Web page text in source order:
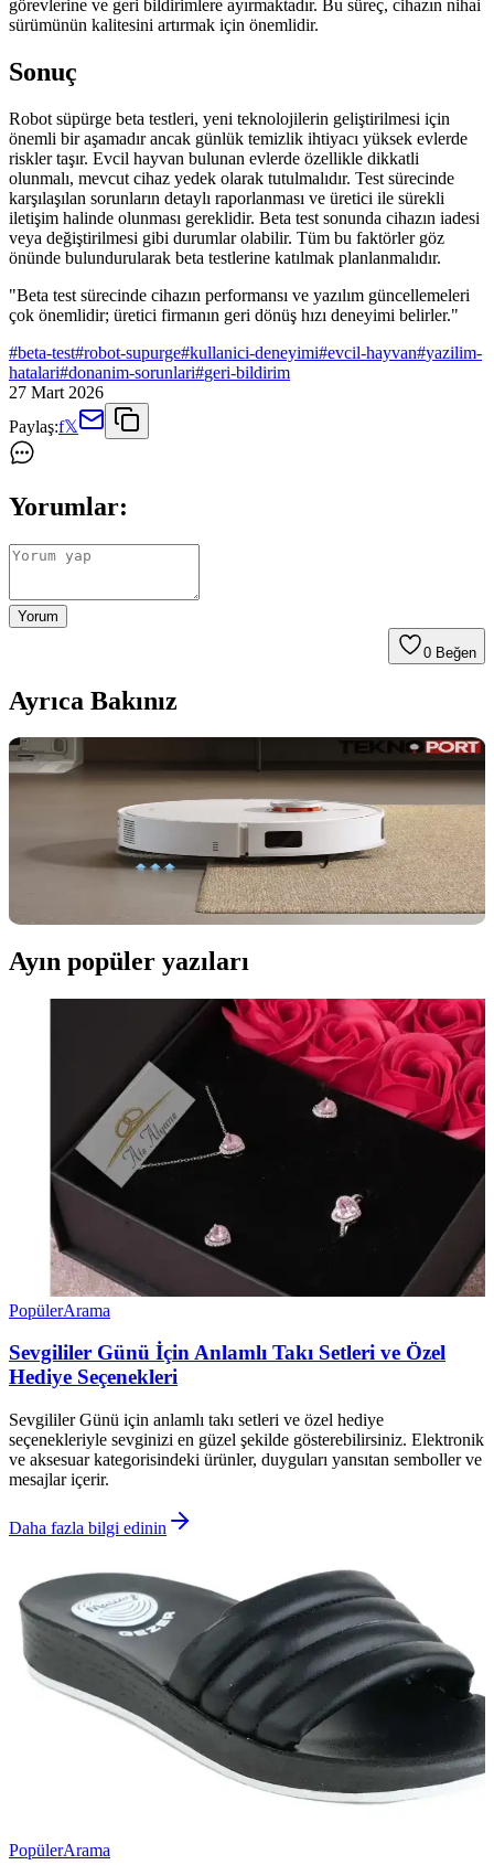
görevlerine ve geri bildirimlere ayırmaktadır. Bu süreç, cihazın nihai
sürümünün kalitesini artırmak için önemlidir.
Sonuç
Robot süpürge beta testleri, yeni teknolojilerin geliştirilmesi için
önemli bir aşamadır ancak günlük temizlik ihtiyacı yüksek evlerde
riskler taşır. Evcil hayvan bulunan evlerde özellikle dikkatli
olunmalı, mevcut cihaz yedek olarak tutulmalıdır. Test sürecinde
karşılaşılan sorunların detaylı raporlanması ve üretici ile sürekli
iletişim halinde olunması gereklidir. Beta test sonunda cihazın iadesi
veya değiştirilmesi gibi durumlar olabilir. Tüm bu faktörler göz
önünde bulundurularak beta testlerine katılmak planlanmalıdır.
"Beta test sürecinde cihazın performansı ve yazılım güncellemeleri
çok önemlidir; üretici firmanın geri dönüş hızı deneyimi belirler."
#beta-test#robot-supurge#kullanici-deneyimi#evcil-hayvan#yazilim-
hatalari#donanim-sorunlari#geri-bildirim
27 Mart 2026
Paylaş:f𝕏
Yorumlar:
Yorum
0 Beğen
Ayrıca Bakınız
Robot Süpürge Beta Testlerine Katılmak:
Deneyimler, Zorluklar ve Öneriler
Robot süpürge beta testleri, cihazların geliştirilme sürecinde yaşanan
zorlukları ve kullanıcı deneyimlerini ortaya koyar. Evcil hayvan
varlığında ekstra dikkat gerektirir ve sorunların detaylı raporlanması
Ayın popüler yazıları
PopülerArama
Sevgililer Günü İçin Anlamlı Takı Setleri ve Özel
Hediye Seçenekleri
Sevgililer Günü için anlamlı takı setleri ve özel hediye
seçenekleriyle sevginizi en güzel şekilde gösterebilirsiniz. Elektronik
ve aksesuar kategorisindeki ürünler, duyguları yansıtan semboller ve
mesajlar içerir.
Daha fazla bilgi edinin
PopülerArama